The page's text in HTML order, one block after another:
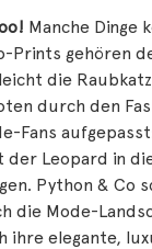
Manche Dinge
Prints gehören
die
durch den
Fans
der Leopard in
Python & Co
die Mode-
ihre elegante,